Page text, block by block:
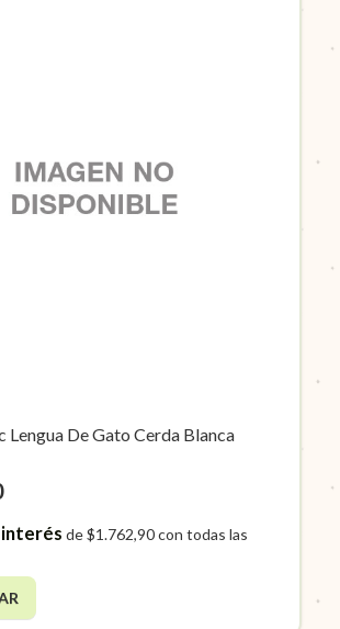
Lengua De Gato Cerda Blanca
interés de$1.762,90con todas las